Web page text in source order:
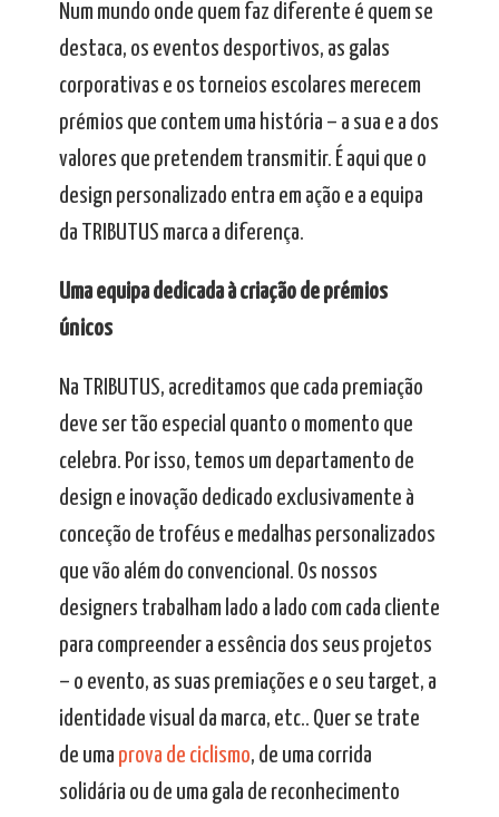
Num mundo onde quem faz diferente é quem se
destaca, os eventos desportivos, as galas
corporativas e os torneios escolares merecem
prémios que contem uma história – a sua e a dos
valores que pretendem transmitir. É aqui que o
design personalizado entra em ação e a equipa
da TRIBUTUS marca a diferença.
Uma equipa dedicada à criação de prémios
únicos
Na TRIBUTUS, acreditamos que cada premiação
deve ser tão especial quanto o momento que
celebra. Por isso, temos um departamento de
design e inovação dedicado exclusivamente à
conceção de troféus e medalhas personalizados
que vão além do convencional. Os nossos
designers trabalham lado a lado com cada cliente
para compreender a essência dos seus projetos
– o evento, as suas premiações e o seu target, a
identidade visual da marca, etc.. Quer se trate
de uma prova de ciclismo, de uma corrida
solidária ou de uma gala de reconhecimento